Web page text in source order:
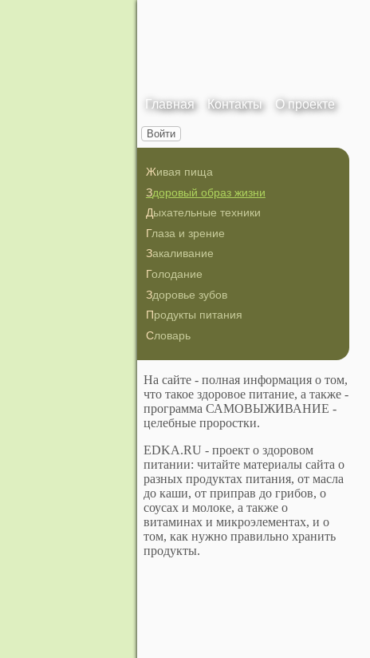
Главная Контакты О проекте
Войти
Живая пища
Здоровый образ жизни
Дыхательные техники
Глаза и зрение
Закаливание
Голодание
Здоровье зубов
Продукты питания
Словарь
На сайте - полная информация о том,
что такое здоровое питание, а также -
программа САМОВЫЖИВАНИЕ -
целебные проростки.
EDKA.RU - проект о здоровом
питании: читайте материалы сайта о
разных продуктах питания, от масла
до каши, от приправ до грибов, о
соусах и молоке, а также о
витаминах и микроэлементах, и о
том, как нужно правильно хранить
продукты.